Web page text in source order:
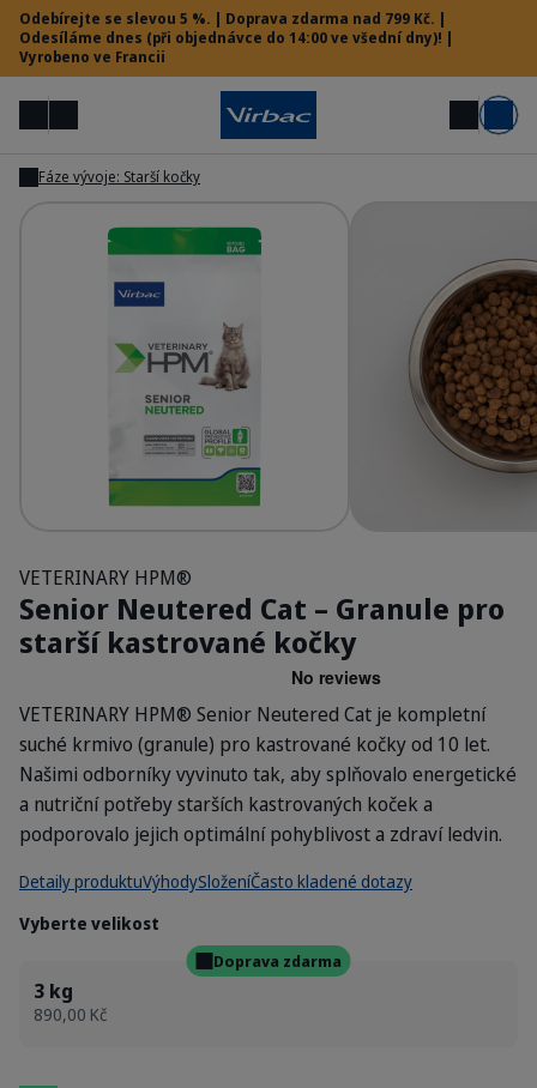
Odebírejte se slevou 5 %. | Doprava zdarma nad 799 Kč. |
Odesíláme dnes (při objednávce do 14:00 ve všední dny)! |
Vyrobeno ve Francii
MenuHledat Můj účet Košík
Fáze vývoje: Starší kočky
HPM Prev - Senior Neutered Cat
VETERINARY HPM®
Senior Neutered Cat – Granule pro
starší kastrované kočky
VETERINARY HPM® Senior Neutered Cat je kompletní
suché krmivo (granule) pro kastrované kočky od 10 let.
Našimi odborníky vyvinuto tak, aby splňovalo energetické
a nutriční potřeby starších kastrovaných koček a
podporovalo jejich optimální pohyblivost a zdraví ledvin.
Detaily produktuVýhodySloženíČasto kladené dotazy
Vyberte velikost
Doprava zdarma
3 kg
890,00 Kč